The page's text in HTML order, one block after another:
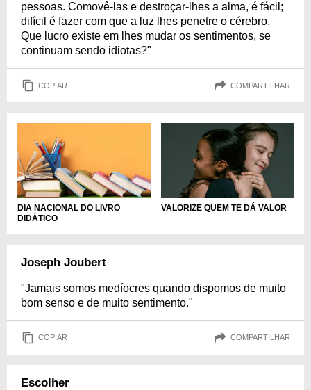
pessoas. Comovê-las e destroçar-lhes a alma, é fácil;
difícil é fazer com que a luz lhes penetre o cérebro.
Que lucro existe em lhes mudar os sentimentos, se
continuam sendo idiotas?"
COPIAR COMPARTILHAR
DIA NACIONAL DO LIVRO
DIDÁTICO
VALORIZE QUEM TE DÁ VALOR
Joseph Joubert
"Jamais somos medíocres quando dispomos de muito
bom senso e de muito sentimento."
COPIAR COMPARTILHAR
Escolher